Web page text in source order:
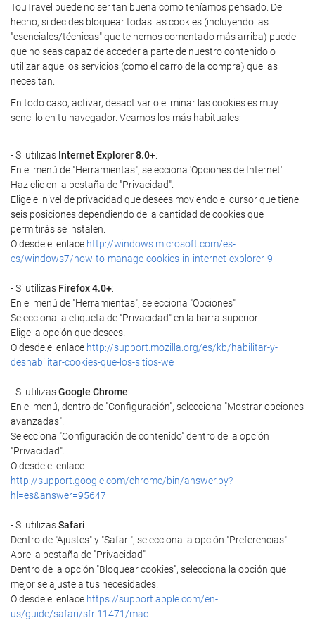
TouTravel puede no ser tan buena como teníamos pensado. De
hecho, si decides bloquear todas las cookies (incluyendo las
"esenciales/técnicas" que te hemos comentado más arriba) puede
que no seas capaz de acceder a parte de nuestro contenido o
utilizar aquellos servicios (como el carro de la compra) que las
necesitan.
En todo caso, activar, desactivar o eliminar las cookies es muy
sencillo en tu navegador. Veamos los más habituales:
- Si utilizas Internet Explorer 8.0+:
En el menú de "Herramientas", selecciona 'Opciones de Internet'
Haz clic en la pestaña de "Privacidad".
Elige el nivel de privacidad que desees moviendo el cursor que tiene
seis posiciones dependiendo de la cantidad de cookies que
permitirás se instalen.
O desde el enlace http://windows.microsoft.com/es-
es/windows7/how-to-manage-cookies-in-internet-explorer-9
- Si utilizas Firefox 4.0+:
En el menú de "Herramientas", selecciona "Opciones"
Selecciona la etiqueta de "Privacidad" en la barra superior
Elige la opción que desees.
O desde el enlace http://support.mozilla.org/es/kb/habilitar-y-
deshabilitar-cookies-que-los-sitios-we
- Si utilizasGoogle Chrome:
En el menú, dentro de "Configuración", selecciona "Mostrar opciones
avanzadas".
Selecciona "Configuración de contenido" dentro de la opción
"Privacidad".
O desde el enlace
http://support.google.com/chrome/bin/answer.py?
hl=es&answer=95647
- Si utilizasSafari:
Dentro de "Ajustes" y "Safari", selecciona la opción "Preferencias"
Abre la pestaña de "Privacidad"
Dentro de la opción "Bloquear cookies", selecciona la opción que
mejor se ajuste a tus necesidades.
O desde el enlace https://support.apple.com/en-
us/guide/safari/sfri11471/mac